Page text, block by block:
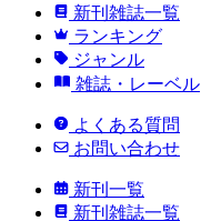
新刊雑誌一覧
ランキング
ジャンル
雑誌・レーベル
よくある質問
お問い合わせ
新刊一覧
新刊雑誌一覧